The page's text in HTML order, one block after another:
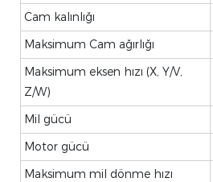
Cam kalınlığı
Maksimum Cam ağırlığı
Maksimum eksen hızı (X, Y/V,
Z/W)
Mil gücü
Motor gücü
Maksimum mil dönme hızı